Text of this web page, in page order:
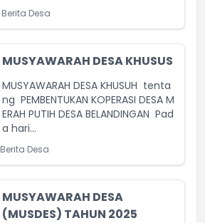
Berita Desa
MUSYAWARAH DESA KHUSUS
MUSYAWARAH DESA KHUSUH tenta
ng PEMBENTUKAN KOPERASI DESA M
ERAH PUTIH DESA BELANDINGAN Pad
a hari...
Berita Desa
MUSYAWARAH DESA
(MUSDES) TAHUN 2025